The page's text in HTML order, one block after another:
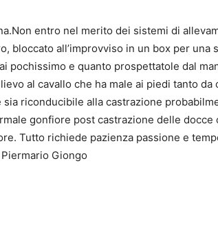
entro nel merito dei sistemi di
all’improvviso in un box per una
pochissimo e quanto prospettatole dal
al cavallo che ha male ai piedi tanto da
riconducibile alla castrazione
gonfiore post castrazione delle docce
Tutto richiede pazienza passione e
Giongo